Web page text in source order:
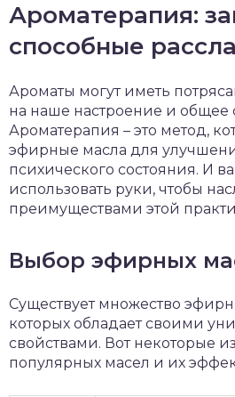
Ароматерапия:
способные
Ароматы могут иметь
на наше настроение и общее
Ароматерапия – это метод,
эфирные масла для
психического состояния. И
использовать руки, чтобы
преимуществами этой
Выбор эфирных
Существует множество
которых обладает своими
свойствами. Вот некоторые
популярных масел и их